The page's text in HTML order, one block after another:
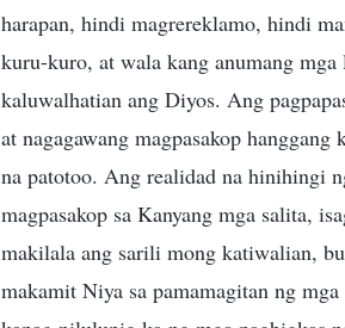
harapan, hindi magrereklamo, hindi
kuru-kuro, at wala kang anumang
kaluwalhatian ang Diyos. Ang
at nagagawang magpasakop
na patotoo. Ang realidad na hinihingi
magpasakop sa Kanyang mga salita,
makilala ang sarili mong katiwalian,
makamit Niya sa pamamagitan ng